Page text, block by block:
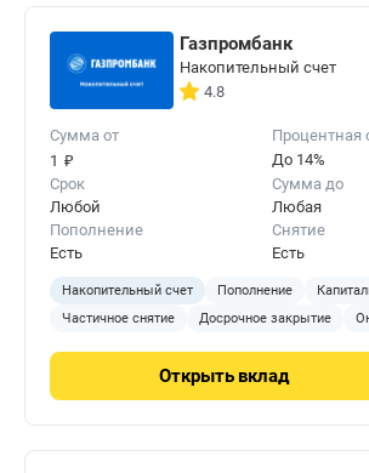
Газпромбанк
Накопительный счет
4.8
Сумма от
1 ₽
Процентная
До 14%
Срок
Любой
Сумма до
Любая
Пополнение
Есть
Снятие
Есть
Накопительный счет Пополнение
Частичное снятие
Досрочное закрытие
Открыть вклад